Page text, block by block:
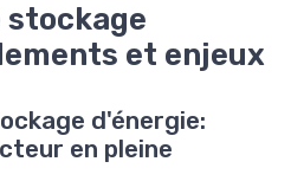
stockage
et enjeux
d'énergie:
en pleine